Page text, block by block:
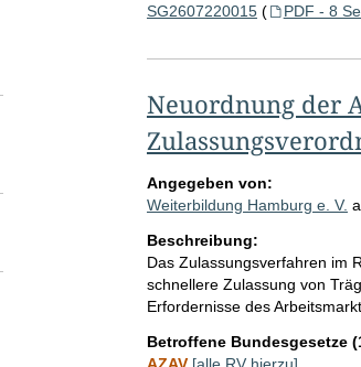
SG2607220015( PDF - 8
Neuordnung der
Angegeben von:
Weiterbildung Hamburg e. V.
Beschreibung:
Das Zulassungsverfahren im
schnellere Zulassung von
Erfordernisse des
Betroffene Bundesgesetze